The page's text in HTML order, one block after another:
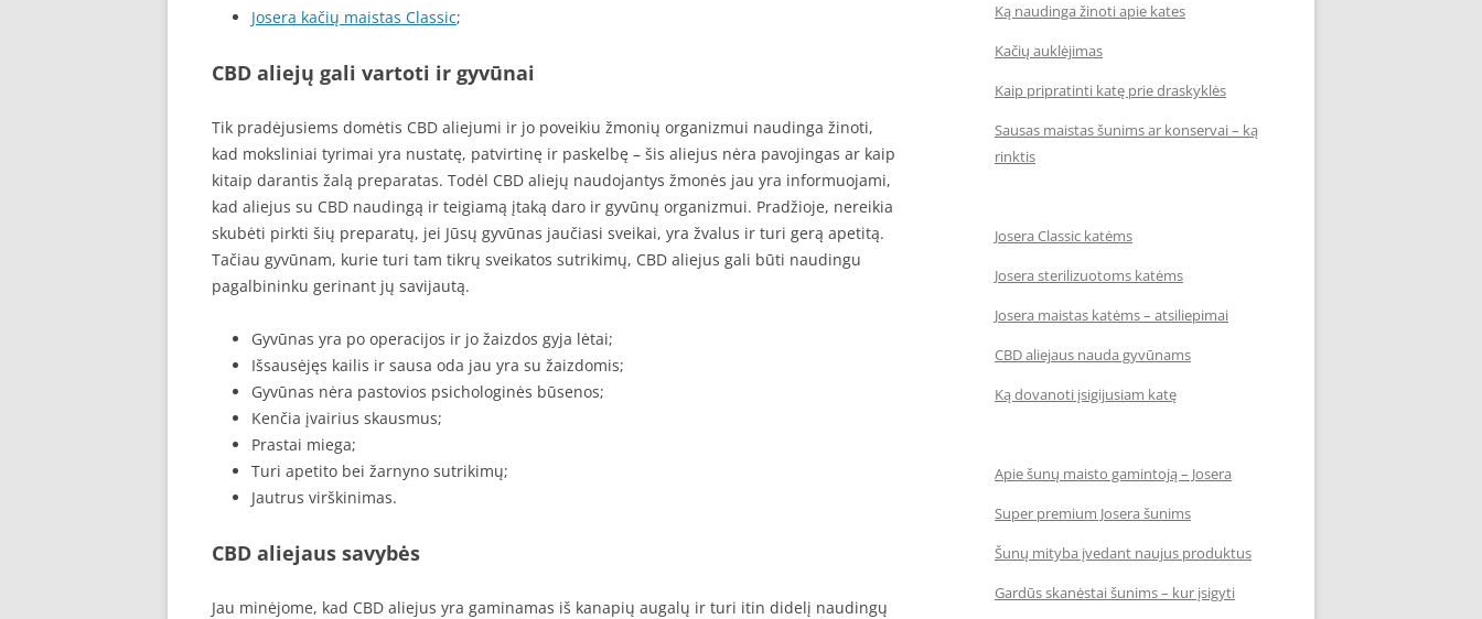
Josera kačių maistas Classic;
CBD aliejų gali vartoti ir gyvūnai
Tik pradėjusiems domėtis CBD aliejumi ir jo poveikiu žmonių organizmui naudinga žinoti,
kad moksliniai tyrimai yra nustatę, patvirtinę ir paskelbę – šis aliejus nėra pavojingas ar kaip
kitaip darantis žalą preparatas. Todėl CBD aliejų naudojantys žmonės jau yra informuojami,
kad aliejus su CBD naudingą ir teigiamą įtaką daro ir gyvūnų organizmui. Pradžioje, nereikia
skubėti pirkti šių preparatų, jei Jūsų gyvūnas jaučiasi sveikai, yra žvalus ir turi gerą apetitą.
Tačiau gyvūnam, kurie turi tam tikrų sveikatos sutrikimų, CBD aliejus gali būti naudingu
pagalbininku gerinant jų savijautą.
Gyvūnas yra po operacijos ir jo žaizdos gyja lėtai;
Išsausėjęs kailis ir sausa oda jau yra su žaizdomis;
Gyvūnas nėra pastovios psichologinės būsenos;
Kenčia įvairius skausmus;
Prastai miega;
Turi apetito bei žarnyno sutrikimų;
Jautrus virškinimas.
CBD aliejaus savybės
Jau minėjome, kad CBD aliejus yra gaminamas iš kanapių augalų ir turi itin didelį naudingų
Ką naudinga žinoti apie kates
Kačių auklėjimas
Kaip pripratinti katę prie draskyklės
Sausas maistas šunims ar konservai – ką
rinktis
Josera Classic katėms
Josera sterilizuotoms katėms
Josera maistas katėms – atsiliepimai
CBD aliejaus nauda gyvūnams
Ką dovanoti įsigijusiam katę
Apie šunų maisto gamintoją – Josera
Super premium Josera šunims
Šunų mityba įvedant naujus produktus
Gardūs skanėstai šunims – kur įsigyti